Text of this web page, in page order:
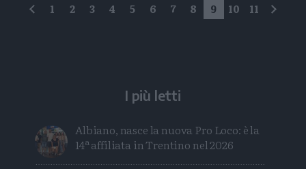
precedente
1 2 3 4 5 6 7 8 9 10 11
I più letti
Albiano, nasce la nuova Pro Loco: è la
14ª affiliata in Trentino nel 2026